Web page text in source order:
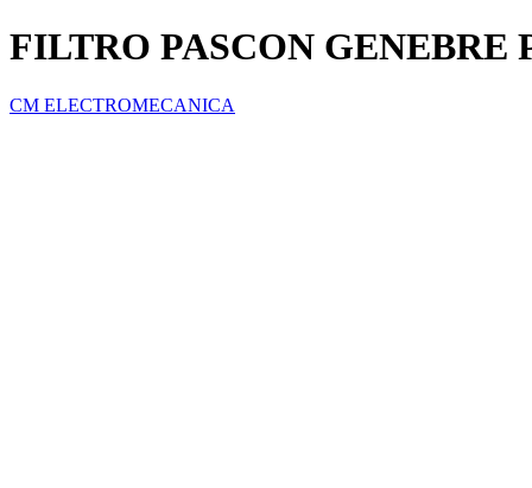
FILTRO PASCON GENEBRE
CM ELECTROMECANICA